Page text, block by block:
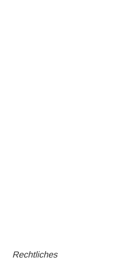
Rechtliches